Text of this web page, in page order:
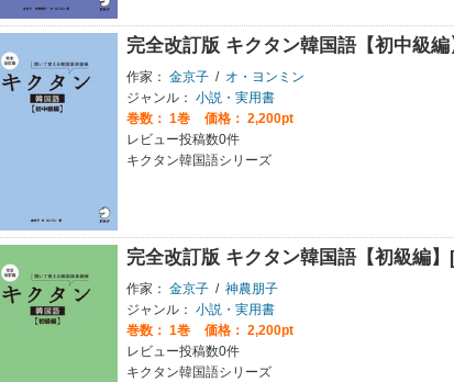
完全改訂版 キクタン韓国語【初中級
作家： 金京子 / オ・ヨンミン
ジャンル： 小説・実用書
巻数： 1巻
価格： 2,200pt
レビュー投稿数0件
キクタン韓国語シリーズ
完全改訂版 キクタン韓国語【初級編
作家： 金京子 / 神農朋子
ジャンル： 小説・実用書
巻数： 1巻
価格： 2,200pt
レビュー投稿数0件
キクタン韓国語シリーズ